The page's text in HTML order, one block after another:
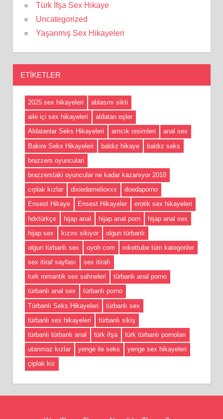
Türk İfşa Sex Hikaye
Uncategorized
Yaşanmış Sex Hikayeleri
ETIKETLER
2025 sex hikayeleri
ablasını sikti
aile içi sex hikayeleri
aldatan eşler
Aldatanlar Seks Hikayeleri
amcık resimleri
anal sex
Bakire Seks Hikayeleri
baldız hikaye
baldız seks
brazzers oyunculari
brazzerstaki oyuncular ne kadar kazanıyor 2018
cıplak kızlar
dixiedamelioxxx
doedaporno
Ensest Hikaye
Ensest Hikayeler
erotik sex hikayeleri
hdxtürkçe
hijap anal hijap anal porn
hijap anal sex
hijap sex
kızını sikiyor
olgun türbanlı
olgun türbanlı sex
oyoh com
rokettube tüm kategoriler
sex itiraf sayfası
sex itirafı
turk romantik sex sahneleri
türbanlı anal porno
türbanlı anal sex
türbanlı porno
Türbanlı Seks Hikayeleri
türbanlı sex
türbanlı sex hikayeleri
türbanlı sikiş
türbanlı türbanlı anal
türk ifşa
türk türbanlı pornoları
utanmaz kızlar
yenge ile seks
yenge sex hikayeleri
çiplak kiz